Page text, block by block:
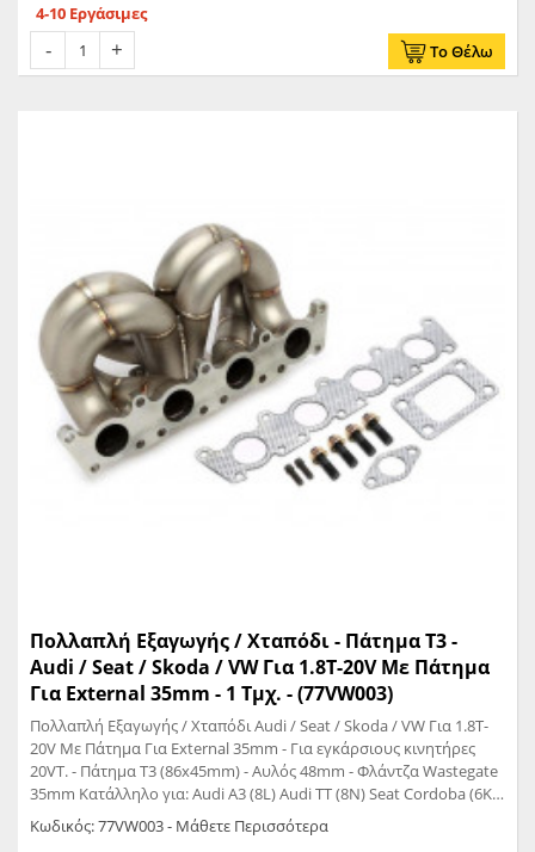
4-10 Εργάσιμες
Το Θέλω
Πολλαπλή Εξαγωγής / Χταπόδι - Πάτημα T3 -
Audi / Seat / Skoda / VW Για 1.8T-20V Mε Πάτημα
Για External 35mm - 1 Τμχ. - (77VW003)
Πολλαπλή Εξαγωγής / Χταπόδι Audi / Seat / Skoda / VW Για 1.8T-
20V Με Πάτημα Για External 35mm - Για εγκάρσιους κινητήρες
20VT. - Πάτημα T3 (86x45mm) - Αυλός 48mm - Φλάντζα Wastegate
35mm Κατάλληλο για: Audi A3 (8L) Audi TT (8N) Seat Cordoba (6K)
Seat Ibiza III (6K) Seat Leon (1M) Skoda Octavia (1U) VW Bora (1J)
VW Golf IV GTI (1J) VW New Beetle (1C,9C,1Y)
Κωδικός: 77VW003 - Μάθετε Περισσότερα